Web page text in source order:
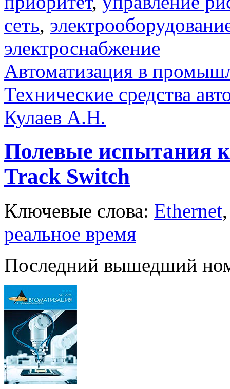
сеть,
электроснабжение
Автоматизация в
Технические средства
Кулаев А.Н.
Полевые испытания
Track Switch
Ключевые слова: Ethernet
реальное время
Последний вышедший